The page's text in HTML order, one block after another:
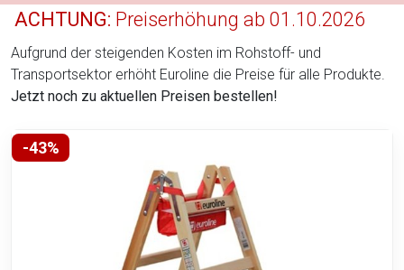
ACHTUNG: Preiserhöhung ab 01.10.2026
Aufgrund der steigenden Kosten im Rohstoff- und
Transportsektor erhöht Euroline die Preise für alle Produkte.
Jetzt noch zu aktuellen Preisen bestellen!
-43%